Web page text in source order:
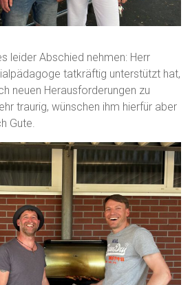
leider Abschied nehmen: Herr
tatkräftig unterstützt hat,
neuen Herausforderungen zu
traurig, wünschen ihm hierfür aber
Gute.